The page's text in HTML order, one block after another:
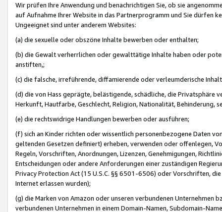
Wir prüfen Ihre Anwendung und benachrichtigen Sie, ob sie
auf Aufnahme Ihrer Website in das Partnerprogramm und Sie dürfen
Ungeeignet sind unter anderem Websites:
(a) die sexuelle oder obszöne Inhalte bewerben oder enthalten;
(b) die Gewalt verherrlichen oder gewalttätige Inhalte haben oder
anstiften,;
(c) die falsche, irreführende, diffamierende oder verleumderische
(d) die von Hass geprägte, belästigende, schädliche, die Privatsphäre
Herkunft, Hautfarbe, Geschlecht, Religion, Nationalität, Behinderung,
(e) die rechtswidrige Handlungen bewerben oder ausführen;
(f) sich an Kinder richten oder wissentlich personenbezogene Daten
geltenden Gesetzen definiert) erheben, verwenden oder offenlegen,
Regeln, Vorschriften, Anordnungen, Lizenzen, Genehmigungen,
Entscheidungen oder andere Anforderungen einer zuständigen
Privacy Protection Act (15 U.S.C. §§ 6501-6506) oder Vorschriften,
Internet erlassen wurden);
(g) die Marken von Amazon oder unseren verbundenen Unternehmen
verbundenen Unternehmen in einem Domain-Namen, Subdomain-